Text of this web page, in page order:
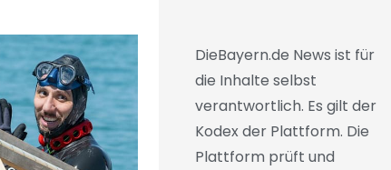
DieBayern.de News ist für
die Inhalte selbst
verantwortlich. Es gilt der
Kodex der Plattform. Die
Plattform prüft und